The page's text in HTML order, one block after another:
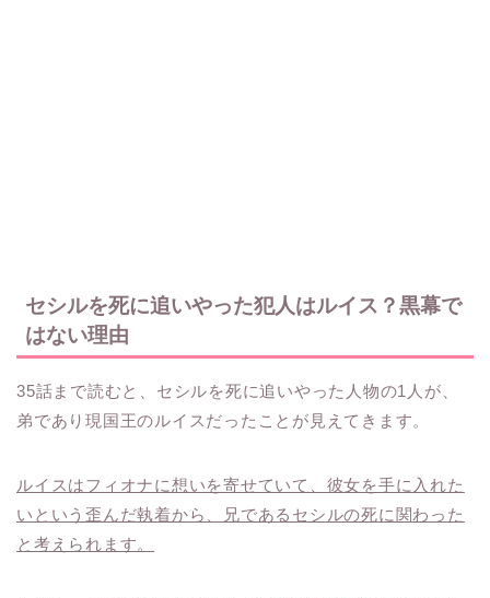
セシルを死に追いやった犯人はルイス？黒幕で
はない理由
35話まで読むと、セシルを死に追いやった人物の1人が、
弟であり現国王のルイスだったことが見えてきます。
ルイスはフィオナに想いを寄せていて、彼女を手に入れた
いという歪んだ執着から、兄であるセシルの死に関わった
と考えられます。